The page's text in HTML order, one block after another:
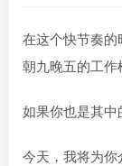
在这个快节奏
朝九晚五的工作
如果你也是其中
今天，我将为